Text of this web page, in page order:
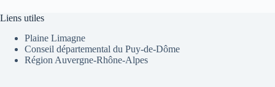
Liens utiles
Plaine Limagne
Conseil départemental du Puy-de-Dôme
Région Auvergne-Rhône-Alpes